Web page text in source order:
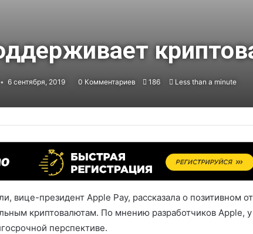
6 сентября, 2019 0 Комментариев 186 Less than a minute
вице-президент Apple Pay, рассказала о позитивном
криптовалютам. По мнению разработчиков Apple,
перспективе.